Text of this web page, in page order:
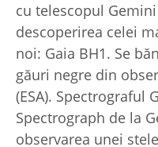
cu telescopul
descoperirea celei
noi: Gaia BH1. Se
găuri negre din
(ESA). Spectrograful
Spectrograph de la
observarea unei